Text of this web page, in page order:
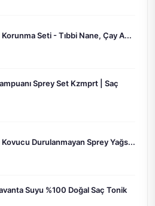
Seti - Tıbbi Nane, Çay A...
Sprey Set Kzmprt | Saç
Kovucu Durulanmayan Sprey Yağs...
Suyu %100 Doğal Saç Tonik